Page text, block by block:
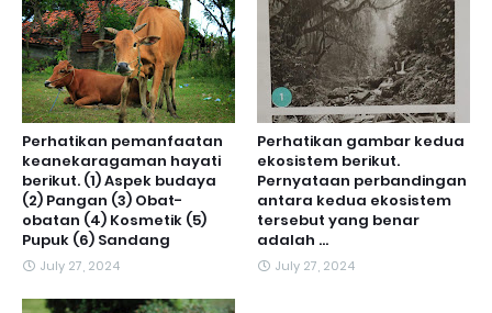
Perhatikan pemanfaatan
keanekaragaman hayati
berikut. (1) Aspek budaya
(2) Pangan (3) Obat-
obatan (4) Kosmetik (5)
Pupuk (6) Sandang
July 27, 2024
Perhatikan gambar kedua
ekosistem berikut.
Pernyataan perbandingan
antara kedua ekosistem
tersebut yang benar
adalah ...
July 27, 2024